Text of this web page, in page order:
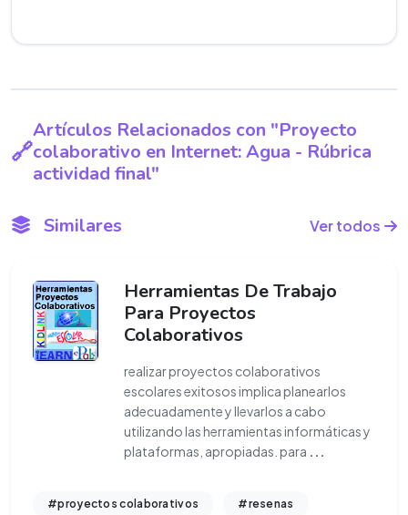
Artículos Relacionados con "Proyecto
colaborativo en Internet: Agua - Rúbrica
actividad final"
Similares Ver todos
Herramientas De Trabajo
Para Proyectos
Colaborativos
realizar proyectos colaborativos
escolares exitosos implica planearlos
adecuadamente y llevarlos a cabo
utilizando las herramientas informáticas y
plataformas, apropiadas. para ...
#proyectos colaborativos #resenas